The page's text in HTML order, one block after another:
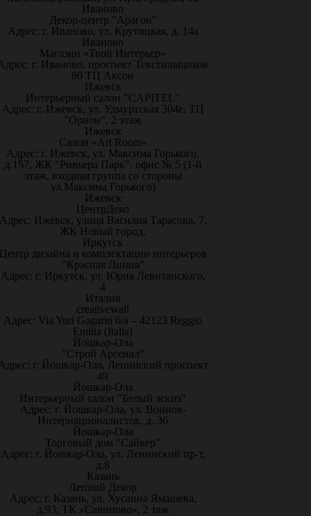
Иваново
Декор-центр "Арагон"
Адрес: г. Иваново, ул. Крутицкая, д. 14а
Иваново
Магазин «Твой Интерьер»
г. Иваново, проспект Текстильщиков
80 ТЦ Аксон
Ижевск
Интерьерный салон "CAPITEL"
Адрес: г. Ижевск, ул. Удмуртская 304е, ТЦ
"Орион", 2 этаж
Ижевск
Салон «Art Room»
Адрес: г. Ижевск, ул. Максима Горького,
д.157, ЖК "Ривьера Парк", офис № 5 (1-й
этаж, входная группа со стороны
ул.Максима Горького)
Ижевск
ЦентрДеко
Ижевск, улица Василия Тарасова, 7,
ЖК Новый город.
Иркутск
дизайна и комплектации интерьеров
"Красная Линия"
Адрес: г. Иркутск, ул. Юрия Левитанского,
4
Италия
creativewall
Адрес: Via Yuri Gagarin 6/a – 42123 Reggio
Emilia (Italia)
Йошкар-Ола
"Строй Арсенал"
г. Йошкар-Ола, Ленинский проспект
49
Йошкар-Ола
Интерьерный салон "Белый эскиз"
Адрес: г. Йошкар-Ола, ул. Воинов-
Интернационалистов, д. 36
Йошкар-Ола
Торговый дом "Сайвер"
Адрес: г. Йошкар-Ола, ул. Ленинский пр-т,
д.8
Казань
Лепной Декор
Адрес: г. Казань, ул. Хусаина Ямашева,
д.93, ТК «Савиново», 2 таж